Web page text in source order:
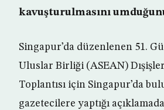
kavuşturulmasını
Singapur’da düzenlenen 51.
Uluslar Birliği (ASEAN)
Toplantısı için Singapur’da
gazetecilere yaptığı